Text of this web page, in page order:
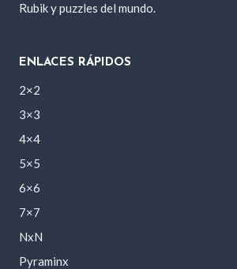
Rubik y puzzles del mundo.
ENLACES RÁPIDOS
2×2
3×3
4×4
5×5
6×6
7×7
NxN
Pyraminx